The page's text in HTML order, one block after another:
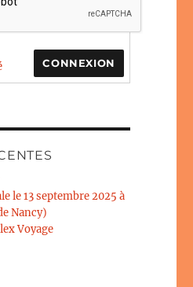
CONNEXION
le 13 septembre 2025 à
Nancy)
Voyage